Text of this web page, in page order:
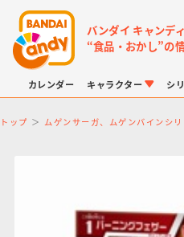
バンダイ キャンデ
“食品・おかし”の
カレンダー キャラクター
LINK TRAVELERS プリキュ
シ
チョコボックス チョ
トップ ムゲンサーガ、ムゲンバインシリ